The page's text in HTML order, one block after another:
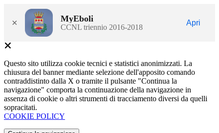
× MyEboli
CCNL triennio 2016-2018
Apri
Questo sito utilizza cookie tecnici e statistici anonimizzati. La
chiusura del banner mediante selezione dell'apposito comando
contraddistinto dalla X o tramite il pulsante "Continua la
navigazione" comporta la continuazione della navigazione in
assenza di cookie o altri strumenti di tracciamento diversi da quelli
sopracitati.
COOKIE POLICY